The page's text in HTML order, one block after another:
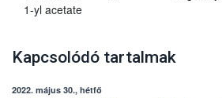
1-yl acetate
Kapcsolódó tartalmak
2022. május 30., hétfő